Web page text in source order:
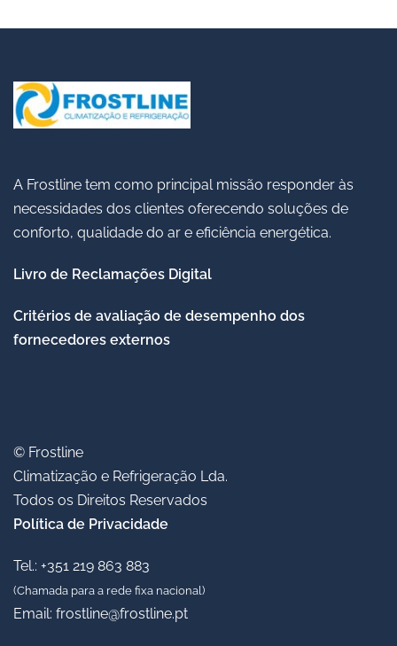
A Frostline tem como principal missão responder às
necessidades dos clientes oferecendo soluções de
conforto, qualidade do ar e eficiência energética.
Livro de Reclamações Digital
Critérios de avaliação de desempenho dos
fornecedores externos
© Frostline
Climatização e Refrigeração Lda.
Todos os Direitos Reservados
Política de Privacidade
Tel.: +351 219 863 883
(Chamada para a rede fixa nacional)
Email: frostline@frostline.pt